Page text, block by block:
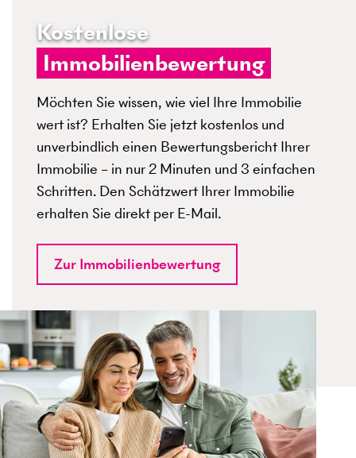
Kostenlose
Immobilienbewertung
Möchten Sie wissen, wie viel Ihre Immobilie
wert ist? Erhalten Sie jetzt kostenlos und
unverbindlich einen Bewertungsbericht Ihrer
Immobilie – in nur 2 Minuten und 3 einfachen
Schritten. Den Schätzwert Ihrer Immobilie
erhalten Sie direkt per E-Mail.
Zur Immobilienbewertung